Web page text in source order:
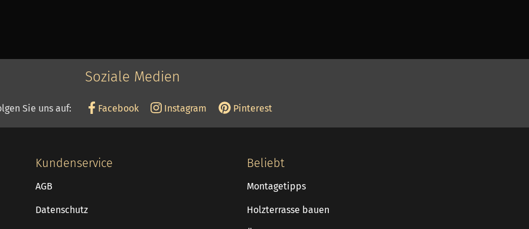
Soziale Medien
Sie uns auf: Facebook Instagram Pinterest
Kundenservice
AGB
Datenschutz
Beliebt
Montagetipps
Holzterrasse bauen